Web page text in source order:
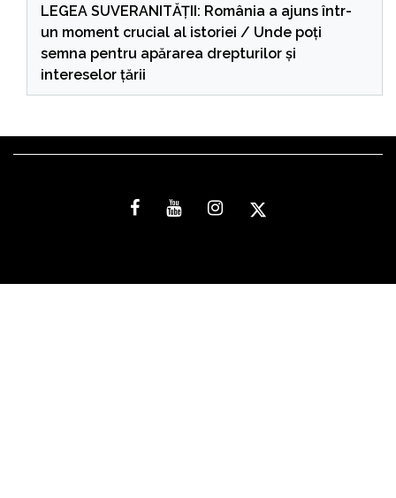
LEGEA SUVERANITĂȚII: România a ajuns într-
un moment crucial al istoriei / Unde poți
semna pentru apărarea drepturilor și
intereselor țării